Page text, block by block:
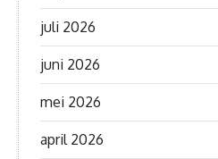
juli 2026
juni 2026
mei 2026
april 2026